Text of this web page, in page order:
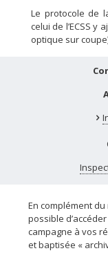
Le protocole de
celui de l’ECSS y
optique sur
En complément
possible
campagne à vos
et baptisée «